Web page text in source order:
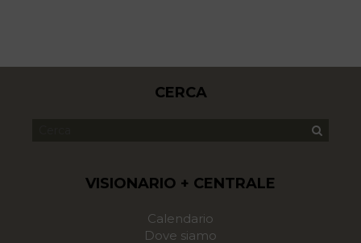
CERCA
VISIONARIO + CENTRALE
Calendario
Dove siamo